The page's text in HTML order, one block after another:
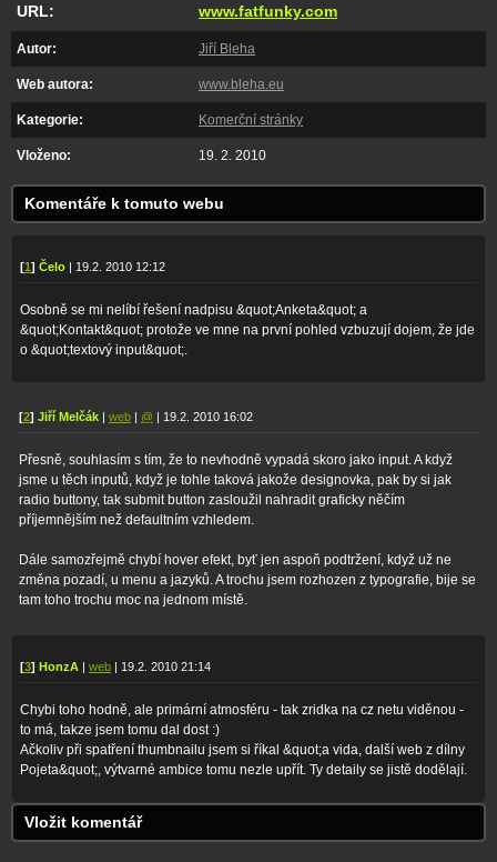
URL: www.fatfunky.com
Autor: Jiří Bleha
Web autora: www.bleha.eu
Kategorie: Komerční stránky
Vloženo: 19. 2. 2010
Komentáře k tomuto webu
[1] Čelo | 19.2. 2010 12:12
Osobně se mi nelíbí řešení nadpisu &quot;Anketa&quot; a
&quot;Kontakt&quot; protože ve mne na první pohled vzbuzují dojem, že jde
o &quot;textový input&quot;.
[2] Jiří Melčák | web | @ | 19.2. 2010 16:02
Přesně, souhlasím s tím, že to nevhodně vypadá skoro jako input. A když
jsme u těch inputů, když je tohle taková jakože designovka, pak by si jak
radio buttony, tak submit button zasloužil nahradit graficky něčím
příjemnějším než defaultním vzhledem.
Dále samozřejmě chybí hover efekt, byť jen aspoň podtržení, když už ne
změna pozadí, u menu a jazyků. A trochu jsem rozhozen z typografie, bije se
tam toho trochu moc na jednom místě.
[3] HonzA | web | 19.2. 2010 21:14
Chybi toho hodně, ale primární atmosféru - tak zridka na cz netu viděnou -
to má, takze jsem tomu dal dost :)
Ačkoliv při spatření thumbnailu jsem si říkal &quot;a vida, další web z dílny
Pojeta&quot;, výtvarné ambice tomu nezle upřít. Ty detaily se jistě dodělají.
Vložit komentář